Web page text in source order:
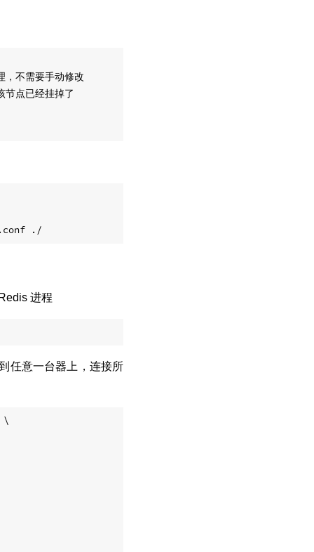
需要手动修改
点已经挂掉了
进程
任意一台器上，连接所
\